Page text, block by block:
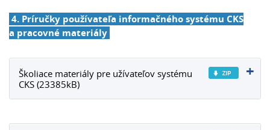
4. Príručky používateľa informačného systému CKS
a pracovné materiály
Školiace materiály pre užívateľov systému
CKS (23385kB)